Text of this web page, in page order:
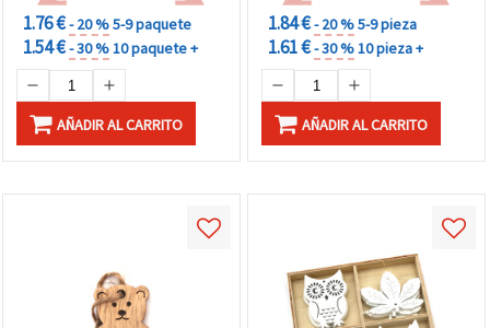
1.76 €- 20 %5-9 paquete
1.54 €- 30 %10 paquete +
AÑADIR AL CARRITO
1.84 €- 20 %5-9 pieza
1.61 €- 30 %10 pieza +
AÑADIR AL CARRITO